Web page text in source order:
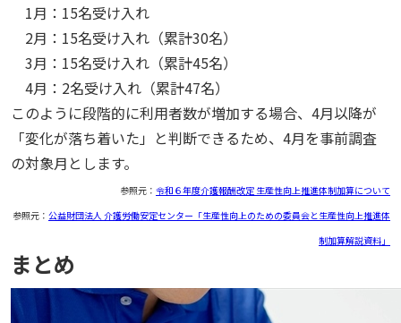
1月：15名受け入れ
2月：15名受け入れ（累計30名）
3月：15名受け入れ（累計45名）
4月：2名受け入れ（累計47名）
このように段階的に利用者数が増加する場合、4月以降が
「変化が落ち着いた」と判断できるため、4月を事前調査
の対象月とします。
参照元： 令和６年度介護報酬改定 生産性向上推進体制加算について
参照元： 公益財団法人 介護労働安定センター「生産性向上のための委員会と生産性向上推進体
制加算解説資料」
まとめ